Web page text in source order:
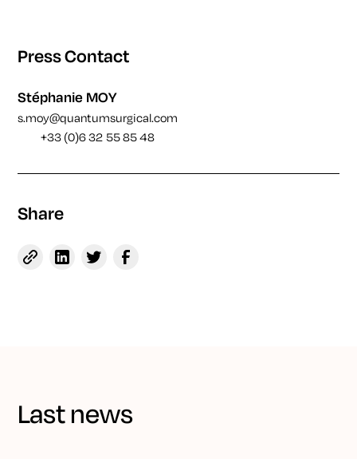
Press Contact
Stéphanie MOY
s.moy@quantumsurgical.com
+33 (0)6 32 55 85 48
Share
Last news